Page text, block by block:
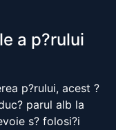
a p?rului
p?rului, acest ?
parul alb la
s? folosi?i